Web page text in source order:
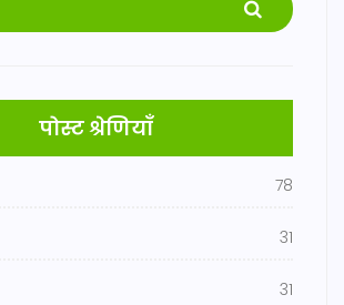
पोस्ट श्रेणियाँ
78
31
31